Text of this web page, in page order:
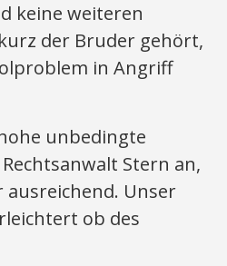
keine weiteren
der Bruder gehört,
in Angriff
unbedingte
Stern an,
Unser
ob des